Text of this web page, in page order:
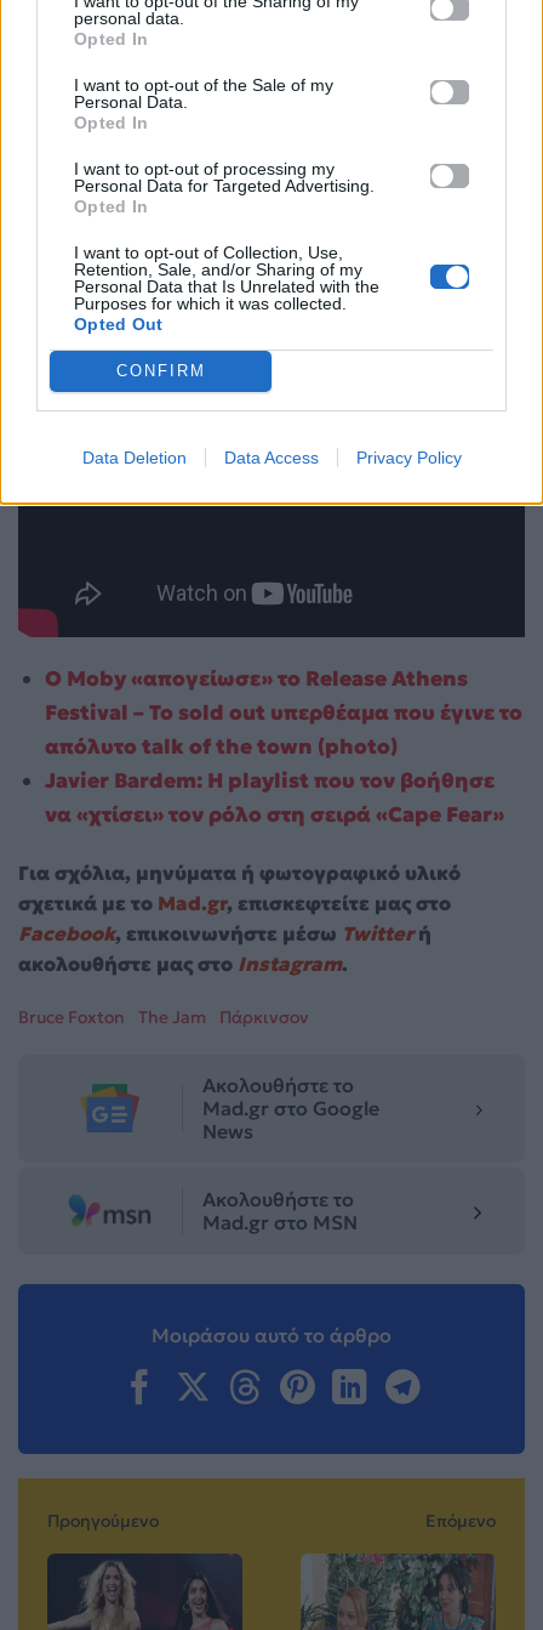
personal data.
Opted In
I want to opt-out of the Sale of my
Personal Data.
Opted In
I want to opt-out of processing my
Personal Data for Targeted Advertising.
Opted In
I want to opt-out of Collection, Use,
Retention, Sale, and/or Sharing of my
Personal Data that Is Unrelated with the
Purposes for which it was collected.
Opted Out
CONFIRM
Data Deletion Data Access Privacy Policy
Με τη συγκινητική αυτή εξομολόγηση, ο
Bruce
Foxtonέστειλε μήνυμα δύναμης στους θαυμαστές
εγκαταλείψει τη μουσική όσο του το επιτρέπει η
υγεία του.
Ο Moby «απογείωσε» το Release Athens
Festival – Το sold out υπερθέαμα που έγινε το
απόλυτο talk of the town (photo)
Javier Bardem: Η playlist που τον βοήθησε
να «χτίσει» τον ρόλο στη σειρά «Cape Fear»
Για σχόλια, μηνύματα ή φωτογραφικό υλικό
σχετικά με το Mad.gr, επισκεφτείτε μας στο
Facebook, επικοινωνήστε μέσω Twitterή
ακολουθήστε μας στο Instagram.
Bruce Foxton The Jam Πάρκινσον
Ακολουθήστε το
Mad.gr στο Google
News
Ακολουθήστε το
Mad.gr στο MSN
Μοιράσου αυτό το άρθρο
Προηγούμενο Επόμενο